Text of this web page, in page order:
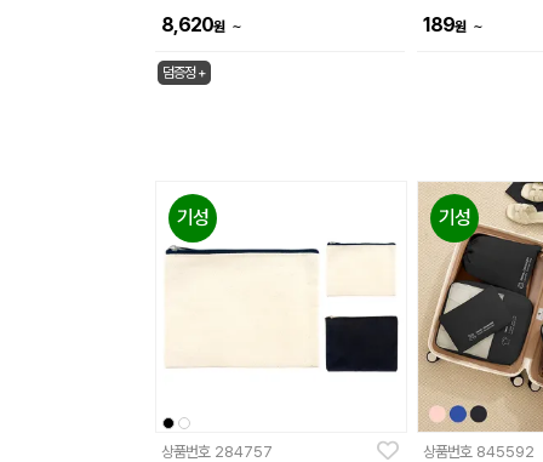
8,620원 ~
덤증정 +
189원 ~
기성
상품번호 284757
기성
상품번호 845592